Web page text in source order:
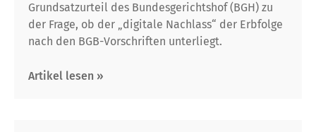
Grundsatzurteil des Bundesgerichtshof (BGH) zu
der Frage, ob der „digitale Nachlass“ der Erbfolge
nach den BGB-Vorschriften unterliegt.
Artikel lesen »